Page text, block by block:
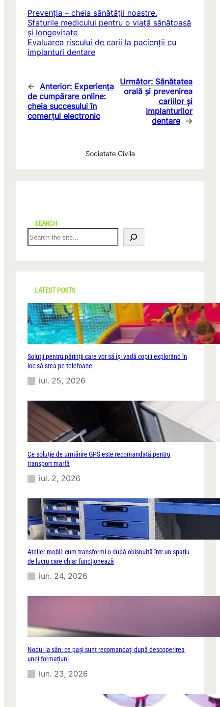
Prevenția – cheia sănătății noastre.
Sfaturile medicului pentru o viață sănătoasă
și longevitate
Evaluarea riscului de carii la pacienții cu
implanturi dentare
← Anterior: Experiența
de cumpărare online:
cheia succesului în
comerțul electronic
Următor: Sănătatea
orală și prevenirea
cariilor și
implanturilor
dentare →
Societate Civila
SEARCH
S
e
r
c
LATEST POSTS
Soluții pentru părinții care vor să își vadă copiii explorând în
loc să stea pe telefoane
iul. 25, 2026
Ce soluție de urmărire GPS este recomandată pentru
transport marfă
iul. 2, 2026
Atelier mobil: cum transformi o dubă obișnuită într-un spațiu
de lucru care chiar funcționează
iun. 24, 2026
Nodul la sân: ce pași sunt recomandați după descoperirea
unei formațiuni
iun. 23, 2026